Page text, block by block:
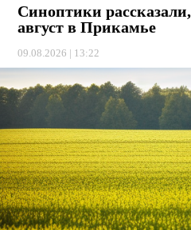
Синоптики
август в Прикамье
09.08.2026 | 13:22